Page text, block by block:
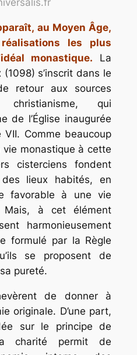
au Moyen Âge,
les plus
monastique. La
s’inscrit dans le
retour aux sources
qui
de l’Église inaugurée
Comme beaucoup
monastique à cette
cisterciens fondent
lieux habités, en
favorable à une vie
à cet élément
harmonieusement
formulé par la Règle
se proposent de
pureté.
de donner à
originale. D’une part,
sur le principe de
charité permit de